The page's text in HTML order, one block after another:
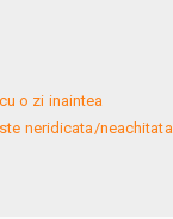
o zi inaintea
neridicata/neachitata